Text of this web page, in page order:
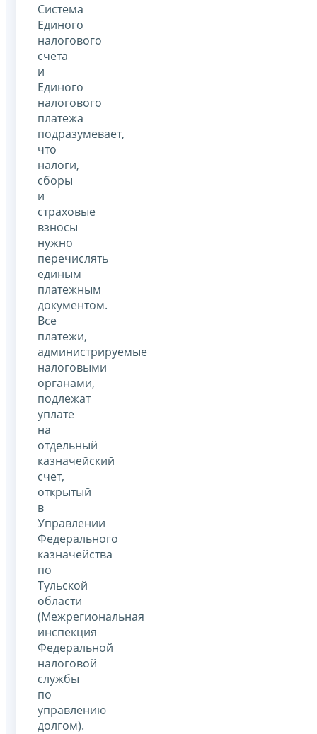
Система
Единого
налогового
счета
и
Единого
налогового
платежа
подразумевает,
что
налоги,
сборы
и
страховые
взносы
нужно
перечислять
единым
платежным
документом.
Все
платежи,
администрируемые
налоговыми
органами,
подлежат
уплате
на
отдельный
казначейский
счет,
открытый
в
Управлении
Федерального
казначейства
по
Тульской
области
(Межрегиональная
инспекция
Федеральной
налоговой
службы
по
управлению
долгом).